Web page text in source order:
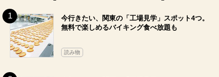
今行きたい、関東の「工場見学」スポット4つ。
無料で楽しめるバイキング食べ放題も
読み物